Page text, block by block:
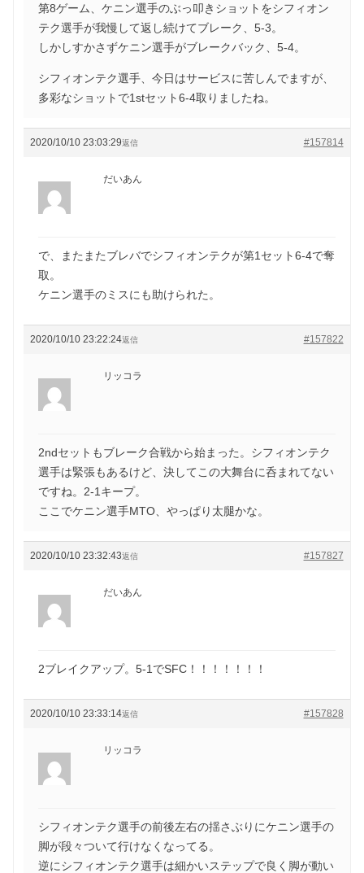
第8ゲーム、ケニン選手のぶっ叩きショットをシフィオン
テク選手が我慢して返し続けてブレーク、5-3。
しかしすかさずケニン選手がブレークバック、5-4。
シフィオンテク選手、今日はサービスに苦しんでますが、
多彩なショットで1stセット6-4取りましたね。
2020/10/10 23:03:29 #157814
返信
だいあん
で、またまたブレバでシフィオンテクが第1セット6-4で奪
取。
ケニン選手のミスにも助けられた。
2020/10/10 23:22:24 #157822
返信
リッコラ
2ndセットもブレーク合戦から始まった。シフィオンテク
選手は緊張もあるけど、決してこの大舞台に呑まれてない
ですね。2-1キープ。
ここでケニン選手MTO、やっぱり太腿かな。
2020/10/10 23:32:43 #157827
返信
だいあん
2ブレイクアップ。5-1でSFC！！！！！！！
2020/10/10 23:33:14 #157828
返信
リッコラ
シフィオンテク選手の前後左右の揺さぶりにケニン選手の
脚が段々ついて行けなくなってる。
逆にシフィオンテク選手は細かいステップで良く脚が動い